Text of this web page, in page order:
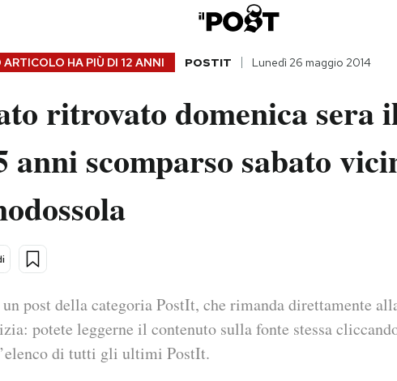
ARTICOLO HA PIÙ DI 12 ANNI POSTIT Lunedì 26 maggio 2014
ritrovato domenica sera
anni scomparso sabato
un post della categoria PostIt, che rimanda direttamente
potete leggerne il contenuto sulla fonte stessa
di tutti gli ultimi PostIt.